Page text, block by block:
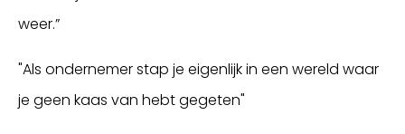
weer.”
"Als ondernemer stap je eigenlijk in een wereld waar
je geen kaas van hebt gegeten"